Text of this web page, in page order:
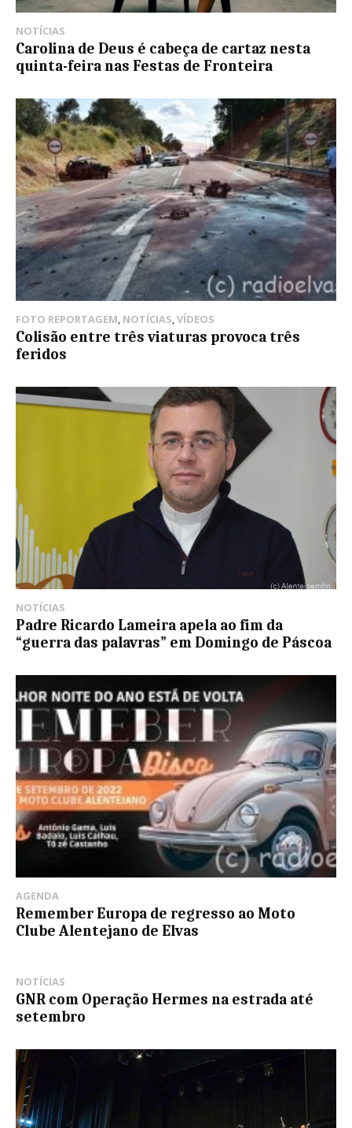
NOTÍCIAS
Carolina de Deus é cabeça de cartaz nesta
quinta-feira nas Festas de Fronteira
FOTO REPORTAGEM, NOTÍCIAS,VÍDEOS
Colisão entre três viaturas provoca três
feridos
NOTÍCIAS
Padre Ricardo Lameira apela ao fim da
“guerra das palavras” em Domingo de Páscoa
AGENDA
Remember Europa de regresso ao Moto
Clube Alentejano de Elvas
NOTÍCIAS
GNR com Operação Hermes na estrada até
setembro